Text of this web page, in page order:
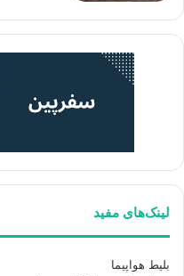
لینک‌های مفید
بلیط هواپیما